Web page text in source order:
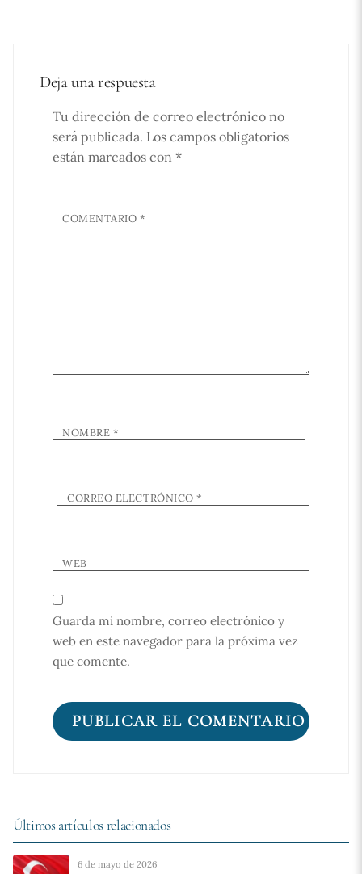
Deja una respuesta
Tu dirección de correo electrónico no
será publicada. Los campos obligatorios
están marcados con *
COMENTARIO *
NOMBRE *
CORREO ELECTRÓNICO*
WEB
Guarda mi nombre, correo electrónico y
web en este navegador para la próxima vez
que comente.
Últimos artículos relacionados
6 de mayo de 2026